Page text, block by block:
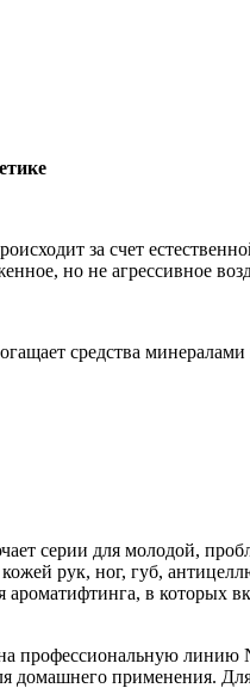
за счет
но не агрессивное
средства
серии для молодой,
рук, ног, губ,
ароматифтинга, в которых
профессиональную линию
домашнего применения.